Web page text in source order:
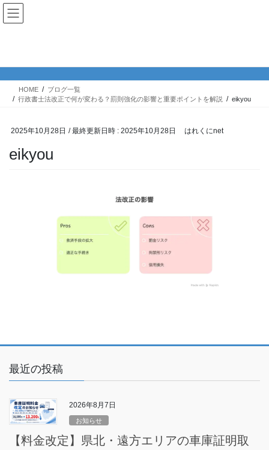
コ
ン
へ
ス
ナ
ビ
ョ
ン
HOME
ブログ一覧
行政書士法改正で何が変わる？罰則強化の影響と重要ポイントを解説
eikyou
2025年10月28日 / 最終更新日時 : 2025年10月28日 はれくにnet
eikyou
最近の投稿
2026年8月7日
お知らせ
【料金改定】県北・遠方エリアの車庫証明取